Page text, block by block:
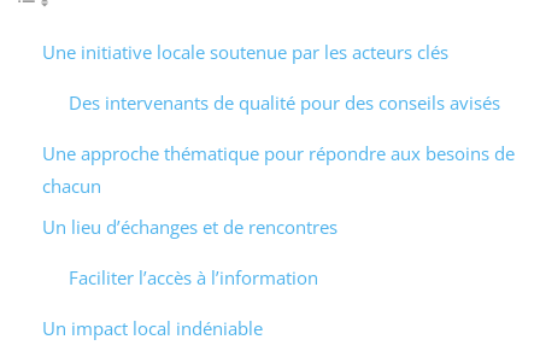
Une initiative locale soutenue par les acteurs clés
Des intervenants de qualité pour des conseils avisés
Une approche thématique pour répondre aux besoins de
chacun
Un lieu d’échanges et de rencontres
Faciliter l’accès à l’information
Un impact local indéniable